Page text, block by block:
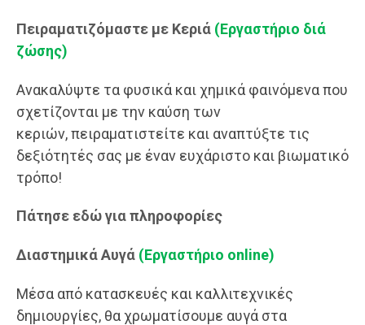
Πειραματιζόμαστε με Κεριά (Εργαστήριο διά
ζώσης)
Ανακαλύψτε τα φυσικά και χημικά φαινόμενα που
σχετίζονται με την καύση των
κεριών, πειραματιστείτε και αναπτύξτε τις
δεξιότητές σας με έναν ευχάριστο και βιωματικό
τρόπο!
Πάτησε εδώ για πληροφορίες
Διαστημικά Αυγά (Εργαστήριο online)
Μέσα από κατασκευές και καλλιτεχνικές
δημιουργίες, θα χρωματίσουμε αυγά στα